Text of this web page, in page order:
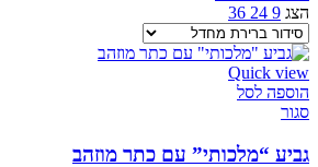
הצג 9
24
36
Quick view
הוספה לסל
סגור
גביע “מלכותי” עם כתר מוזהב